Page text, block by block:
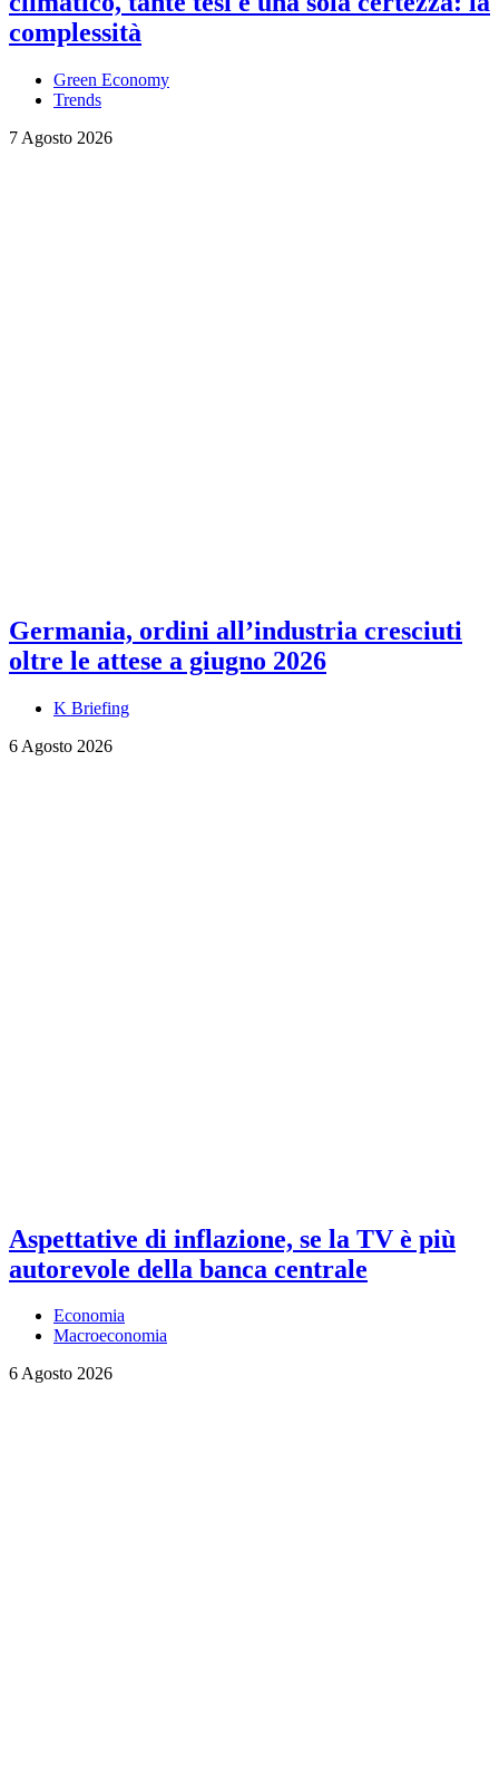
complessità
Green Economy
Trends
7 Agosto 2026
Germania, ordini all’industria cresciuti
oltre le attese a giugno 2026
K Briefing
6 Agosto 2026
Aspettative di inflazione, se la TV è più
autorevole della banca centrale
Economia
Macroeconomia
6 Agosto 2026